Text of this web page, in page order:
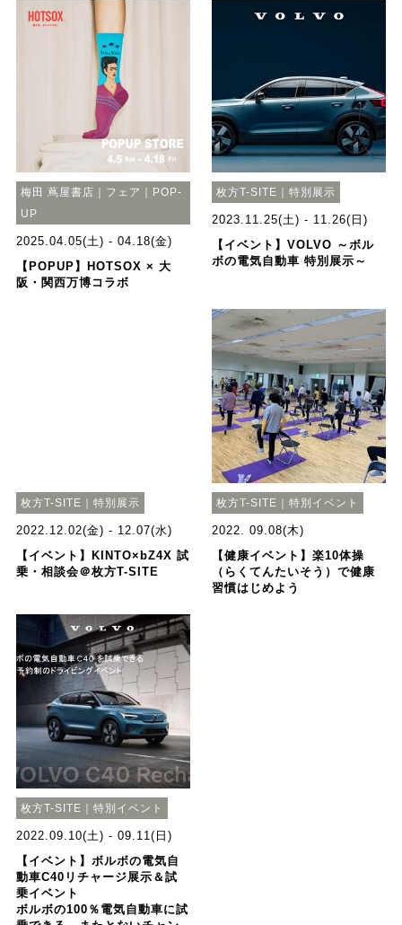
梅田 蔦屋書店｜フェア｜POP-
UP
2025.04.05(土) - 04.18(金)
【POPUP】HOTSOX × 大
阪・関西万博コラボ
枚方T-SITE｜特別展示
2023.11.25(土) - 11.26(日)
【イベント】VOLVO ～ボル
ボの電気自動車 特別展示～
枚方T-SITE｜特別展示
2022.12.02(金) - 12.07(水)
【イベント】KINTO×bZ4X 試
乗・相談会＠枚方T-SITE
枚方T-SITE｜特別イベント
2022. 09.08(木)
【健康イベント】楽10体操
（らくてんたいそう）で健康
習慣はじめよう
枚方T-SITE｜特別イベント
2022.09.10(土) - 09.11(日)
【イベント】ボルボの電気自
動車C40リチャージ展示＆試
乗イベント
ボルボの100％電気自動車に試